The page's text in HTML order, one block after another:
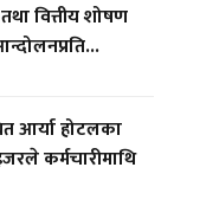
वित्तीय शोषण
आर्या होटलका
कर्मचारीमाथि